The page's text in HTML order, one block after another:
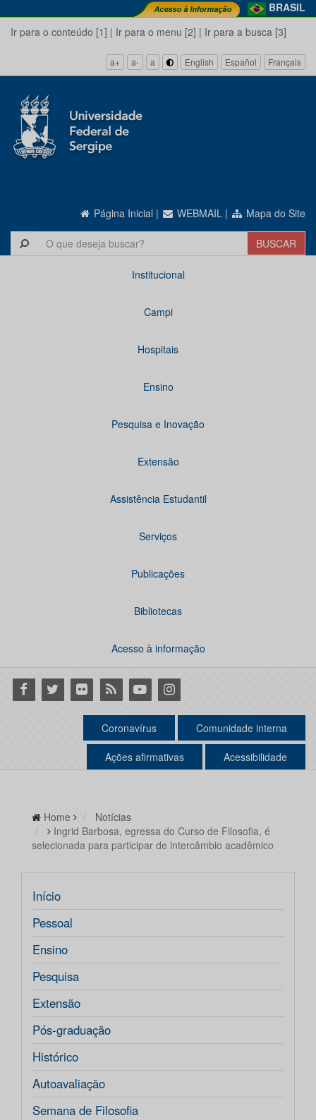
BRASIL
Ir para o conteúdo [1] | Ir para o menu [2] | Ir para a busca [3]
a+ a- a English Español Français
Página Inicial | WEBMAIL | Mapa do Site
Institucional
Campi
Hospitais
Ensino
Pesquisa e Inovação
Extensão
Assistência Estudantil
Serviços
Publicações
Bibliotecas
Acesso à informação
Facebook
Twitter Flickr RSS YoutubeInstagram
Coronavírus Comunidade interna
Ações afirmativas Acessibilidade
Home
Notícias
Ingrid Barbosa, egressa do Curso de Filosofia, é
selecionada para participar de intercâmbio acadêmico
Início
Pessoal
Ensino
Pesquisa
Extensão
Pós-graduação
Histórico
Autoavaliação
Semana de Filosofia